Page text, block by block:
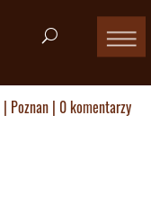
| Poznan| 0 komentarzy